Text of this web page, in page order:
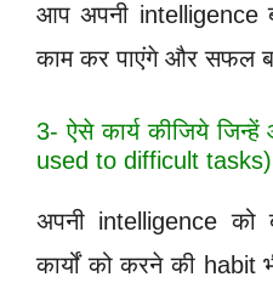
आप अपनी intelligence
काम कर पाएंगे और सफल
3- ऐसे कार्य कीजिये
used to difficult tasks)
अपनी intelligence
कार्यों को करने की